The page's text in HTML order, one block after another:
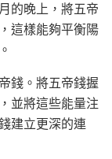
的晚上，將五帝
這樣能夠平衡陽
錢。將五帝錢握
並將這些能量注
建立更深的連